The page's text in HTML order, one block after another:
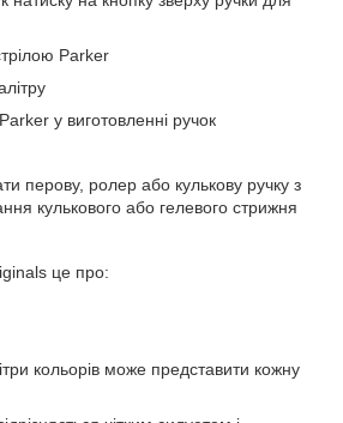
Parker
у виготовленні ручок
перову, ролер або кулькову ручку з
кулькового або гелевого стрижня
це про:
кольорів може представити кожну